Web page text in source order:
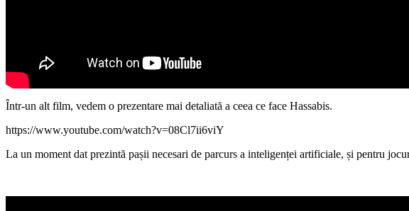
Într-un alt film, vedem o prezentare mai detaliată a ceea ce face Hassabis.
https://www.youtube.com/watch?v=08Cl7ii6viY
La un moment dat prezintă pașii necesari de parcurs a inteligenței artificiale, și pentru